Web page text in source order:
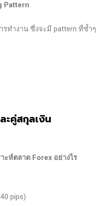
Pattern
รทำงาน ซึ่งจะมี pattern ที่ซ้ำๆ
ะคู่สกุลเงิน
ะห์ตลาด Forex อย่างไร
pips)